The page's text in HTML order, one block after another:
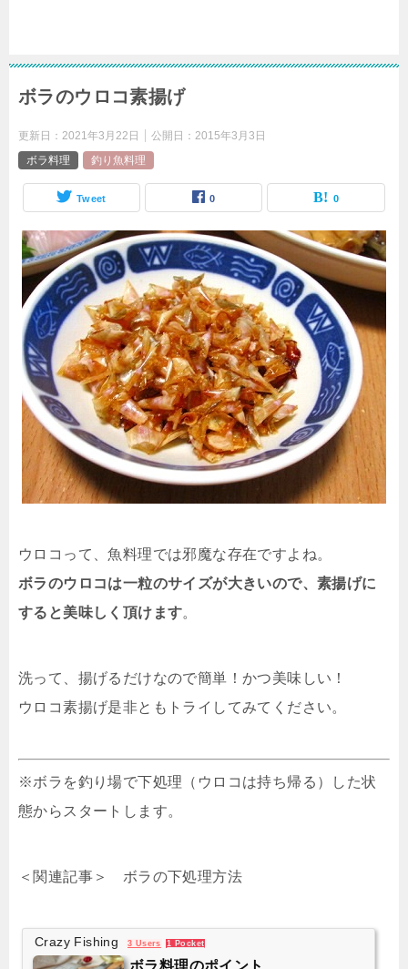
ボラのウロコ素揚げ
更新日： 2021年3月22日 公開日： 2015年3月3日
ボラ料理
釣り魚料理
Tweet 0 0
ウロコって、魚料理では邪魔な存在ですよね。
ボラのウロコは一粒のサイズが大きいので、素揚げに
すると美味しく頂けます。
洗って、揚げるだけなので簡単！かつ美味しい！
ウロコ素揚げ是非ともトライしてみてください。
※ボラを釣り場で下処理（ウロコは持ち帰る）した状
態からスタートします。
＜関連記事＞ ボラの下処理方法
Crazy Fishing 3 Users 1 Pocket
ボラ料理のポイント